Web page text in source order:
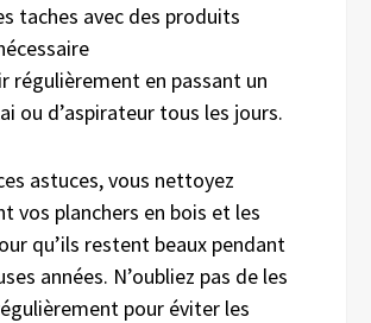
taches avec des produits
régulièrement en passant un
ou d’aspirateur tous les jours.
astuces, vous nettoyez
vos planchers en bois et les
qu’ils restent beaux pendant
années. N’oubliez pas de les
pour éviter les